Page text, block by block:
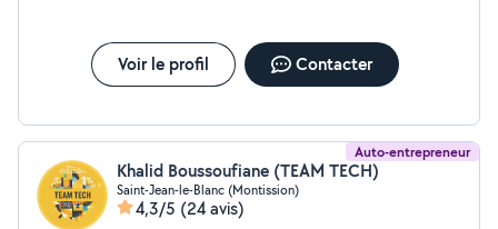
Voir le profil Contacter
Auto-entrepreneur
Khalid Boussoufiane (TEAM TECH)
Saint-Jean-le-Blanc (Montission)
4,3/5 (24 avis)